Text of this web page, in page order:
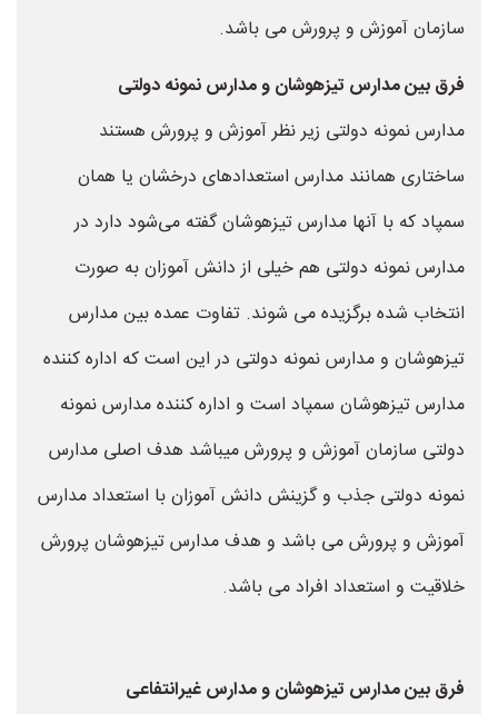
سازمان آموزش و پرورش می باشد.
فرق بین مدارس تیزهوشان و مدارس نمونه دولتی
مدارس نمونه دولتی زیر نظر آموزش و پرورش هستند
ساختاری همانند مدارس استعدادهای درخشان یا همان
سمپاد که با آنها مدارس تیزهوشان گفته می‌شود دارد در
مدارس نمونه دولتی هم خیلی از دانش آموزان به صورت
انتخاب شده برگزیده می شوند. تفاوت عمده بین مدارس
تیزهوشان و مدارس نمونه دولتی در این است که اداره کننده
مدارس تیزهوشان سمپاد است و اداره کننده مدارس نمونه
دولتی سازمان آموزش و پرورش میباشد هدف اصلی مدارس
نمونه دولتی جذب و گزینش دانش آموزان با استعداد مدارس
آموزش و پرورش می باشد و هدف مدارس تیزهوشان پرورش
خلاقیت و استعداد افراد می باشد.
فرق بین مدارس تیزهوشان و مدارس غیرانتفاعی